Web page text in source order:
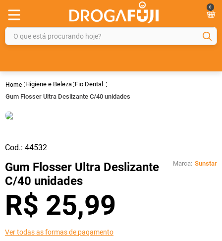
0
O que está procurando hoje?
Higiene e Beleza Fio Dental
Gum Flosser Ultra Deslizante C/40 unidades
Cod.: 44532
Gum Flosser Ultra Deslizante
C/40 unidades
Marca: Sunstar
R$ 25,99
Ver todas as formas de pagamento
2º
gelmax
3º
5º
protetor solar
6º
shampoo
7º
dipirona
8º
sveda
9º
tadalafila
10º soro fisiológico